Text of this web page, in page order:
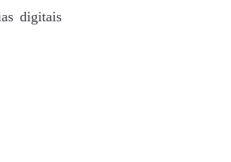
digitais